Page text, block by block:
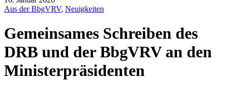
Aus der BbgVRV, Neuigkeiten
Gemeinsames Schreiben des
DRB und der BbgVRV an den
Ministerpräsidenten